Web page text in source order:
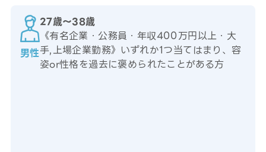
男性
27歳〜38歳
《有名企業・公務員・年収400万円以上・大
手,上場企業勤務》いずれか1つ当てはまり、容
姿or性格を過去に褒められたことがある方